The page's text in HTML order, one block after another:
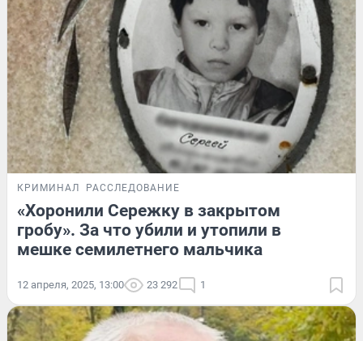
КРИМИНАЛ РАССЛЕДОВАНИЕ
«Хоронили Сережку в закрытом
гробу». За что убили и утопили в
мешке семилетнего мальчика
12 апреля, 2025, 13:00 23 292 1